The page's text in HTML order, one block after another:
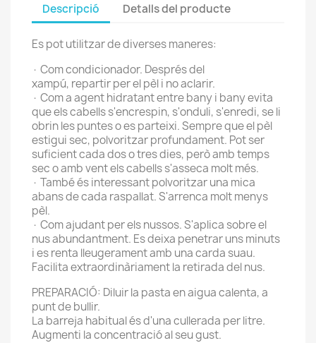
Descripció Detalls del producte
Es pot utilitzar de diverses maneres:
· Com condicionador. Després del
xampú, repartir per el pèl i no aclarir.
· Com a agent hidratant entre bany i bany evita
que els cabells s'encrespin, s'onduli, s'enredi, se li
obrin les puntes o es parteixi. Sempre que el pèl
estigui sec, polvoritzar profundament. Pot ser
suficient cada dos o tres dies, però amb temps
sec o amb vent els cabells s'asseca molt més.
· També és interessant polvoritzar una mica
abans de cada raspallat. S'arrenca molt menys
pèl.
· Com ajudant per els nussos. S'aplica sobre el
nus abundantment. Es deixa penetrar uns minuts
i es renta lleugerament amb una carda suau.
Facilita extraordinàriament la retirada del nus.
PREPARACIÓ: Diluir la pasta en aigua calenta, a
punt de bullir.
La barreja habitual és d'una cullerada per litre.
Augmenti la concentració al seu gust.